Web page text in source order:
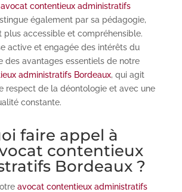
avocat contentieux administratifs
également par sa pédagogie,
plus accessible et compréhensible.
active et engagée des intérêts du
des avantages essentiels de notre
administratifs Bordeaux, qui agit
respect de la déontologie et avec une
constante.
faire appel à
contentieux
Bordeaux ?
avocat contentieux administratifs